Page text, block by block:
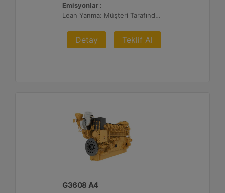
Emisyonlar :
Lean Yanma: Müşteri Tarafından Sağlanan Atık Arıtma ile NSPS Saha Uyumluluğuna Sahiptir, 0,3 g ve 0,5 g/bhp-sa. NOx
Detay Teklif Al
G3608 A4